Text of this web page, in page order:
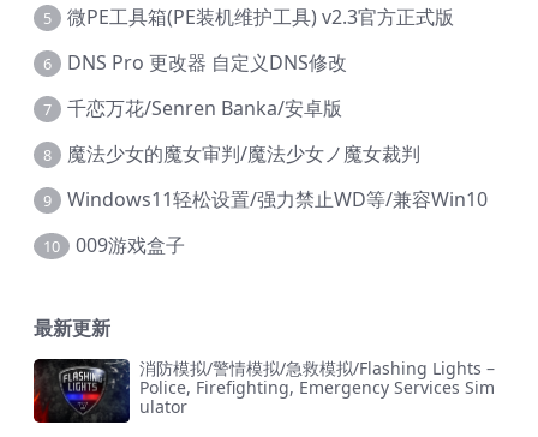
5 微PE工具箱(PE装机维护工具) v2.3官方正式版
6 DNS Pro 更改器 自定义DNS修改
7 千恋万花/Senren Banka/安卓版
8 魔法少女的魔女审判/魔法少女ノ魔女裁判
9 Windows11轻松设置/强力禁止WD等/兼容Win10
10 009游戏盒子
最新更新
消防模拟/警情模拟/急救模拟/Flashing Lights –
Police, Firefighting, Emergency Services Sim
ulator